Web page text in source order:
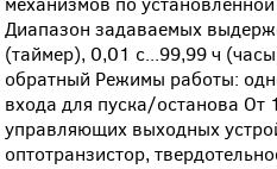
Диапазон задаваемых
(таймер), 0,01 с...99,99 ч
обратный Режимы работы:
входа для пуска/останова От
управляющих выходных
оптотранзистор,